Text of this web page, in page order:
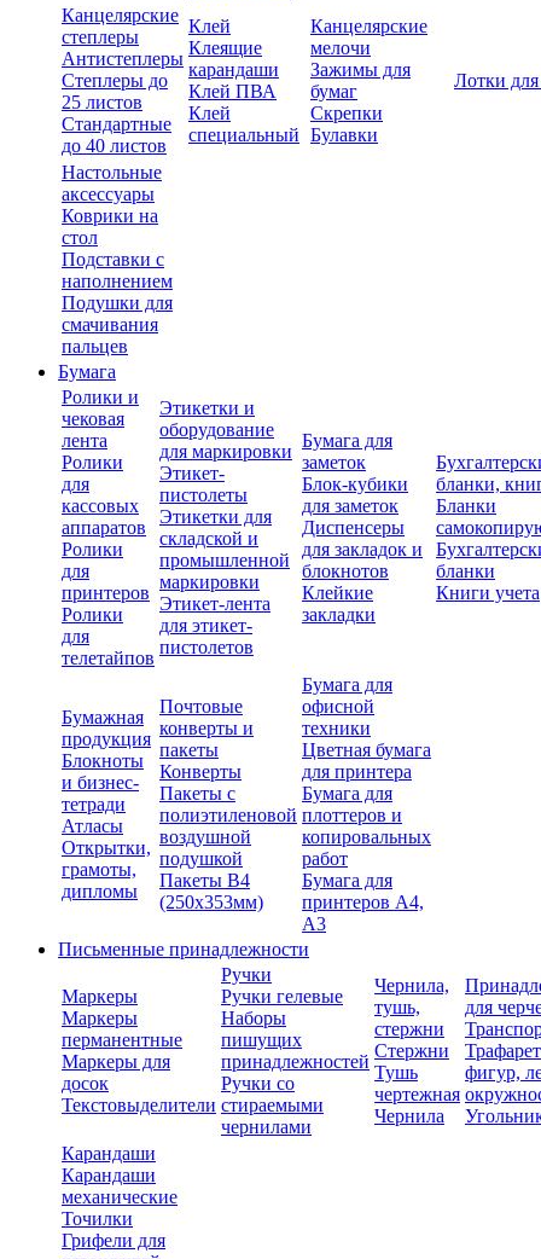
Канцелярские
степлеры
Антистеплеры
Степлеры до
25 листов
Стандартные
до 40 листов
Клей
Клеящие
карандаши
Клей ПВА
Клей
специальный
Канцелярские
мелочи
Зажимы для
бумаг
Скрепки
Булавки
Лотки
Настольные
аксессуары
Коврики на
стол
Подставки с
наполнением
Подушки для
смачивания
пальцев
Бумага
Ролики и
чековая
лента
Ролики
для
кассовых
аппаратов
Ролики
для
принтеров
Ролики
для
телетайпов
Этикетки и
оборудование
для маркировки
Этикет-
пистолеты
Этикетки для
складской и
промышленной
маркировки
Этикет-лента
для этикет-
пистолетов
Бумага для
заметок
Блок-кубики
для заметок
Диспенсеры
для закладок и
блокнотов
Клейкие
закладки
бланки,
Бланки
бланки
Книги учета
Бумажная
продукция
Блокноты
и бизнес-
тетради
Атласы
Открытки,
грамоты,
дипломы
Почтовые
конверты и
пакеты
Конверты
Пакеты с
полиэтиленовой
воздушной
подушкой
Пакеты В4
(250х353мм)
Бумага для
офисной
техники
Цветная бумага
для принтера
Бумага для
плоттеров и
копировальных
работ
Бумага для
принтеров А4,
А3
Письменные принадлежности
Маркеры
Маркеры
перманентные
Маркеры для
досок
Текстовыделители
Ручки
Ручки гелевые
Наборы
пишущих
принадлежностей
Ручки со
стираемыми
чернилами
Чернила,
тушь,
стержни
Стержни
Тушь
чертежная
Чернила
для
фигур,
Карандаши
Карандаши
механические
Точилки
Грифели для